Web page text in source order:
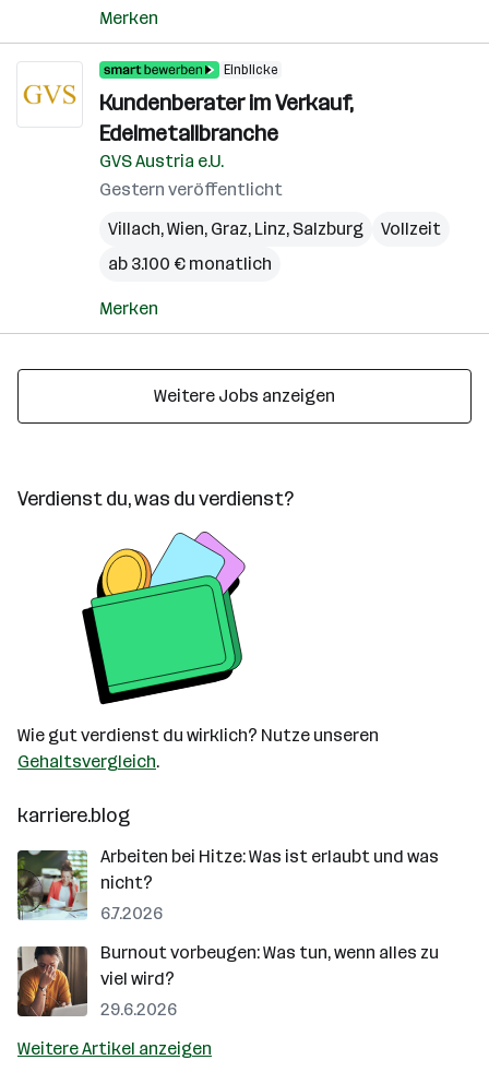
Merken
Einblicke
Kundenberater im Verkauf,
Edelmetallbranche
GVS Austria e.U.
Gestern veröffentlicht
Villach,Wien, Graz, Linz, Salzburg
Vollzeit
ab 3.100 € monatlich
Merken
Weitere Jobs anzeigen
Verdienst du, was du verdienst?
Wie gut verdienst du wirklich? Nutze unseren
Gehaltsvergleich.
karriere.blog
Arbeiten bei Hitze: Was ist erlaubt und was
nicht?
6.7.2026
Burnout vorbeugen: Was tun, wenn alles zu
viel wird?
29.6.2026
Weitere Artikel anzeigen